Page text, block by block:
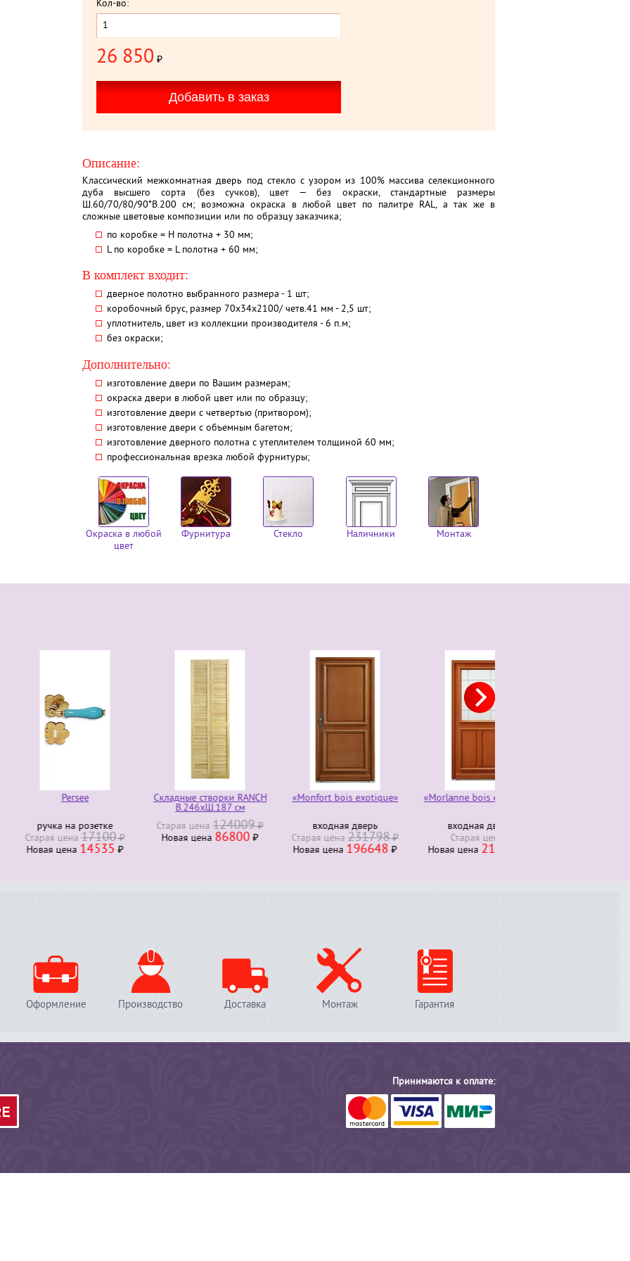
Кол-во:
26 850 ₽
Описание:
Классический межкомнатная дверь под стекло с узором из 100% массива селекционного
дуба высшего сорта (без сучков), цвет — без окраски, стандартные размеры
Ш.60/70/80/90*В.200 см; возможна окраска в любой цвет по палитре RAL, а так же в
сложные цветовые композиции или по образцу заказчика;
по коробке = Н полотна + 30 мм;
L по коробке = L полотна + 60 мм;
В комплект входит:
дверное полотно выбранного размера - 1 шт;
коробочный брус, размер 70х34х2100/ четв.41 мм - 2,5 шт;
уплотнитель, цвет из коллекции производителя - 6 п.м;
без окраски;
Дополнительно:
изготовление двери по Вашим размерам;
окраска двери в любой цвет или по образцу;
изготовление двери с четвертью (притвором);
изготовление двери с объемным багетом;
изготовление дверного полотна с утеплителем толщиной 60 мм;
профессиональная врезка любой фурнитуры;
Окраска в любой
цвет
Фурнитура Стекло Наличники Монтаж
на розетке
ценa17100₽
ценa14535₽
Складные створки RANCH
В.246хШ.187 см
Старая ценa124009₽
Новая ценa86800₽
«Monfort bois exotique»
входная дверь
Старая ценa231798₽
Новая ценa196648₽
«Morlanne bois exotique»
входная дверь
Старая ценa
Новая ценa211278₽
Оформление Производство Доставка Монтаж Гарантия
Принимаются к оплате: